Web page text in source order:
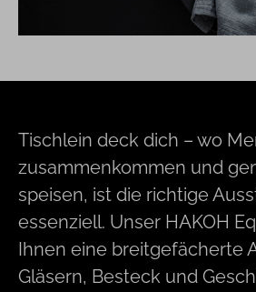
Tischlein deck dich – wo
zusammenkommen und
speisen, ist die richtige
essenziell. Unser HAKOH
Ihnen eine breitgefächerte
Gläsern, Besteck und